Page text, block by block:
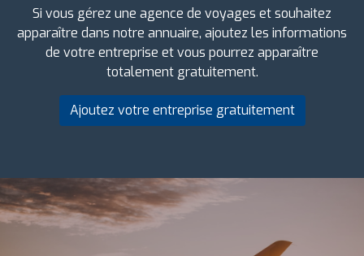
Si vous gérez une agence de voyages et souhaitez
apparaître dans notre annuaire, ajoutez les informations
de votre entreprise et vous pourrez apparaître
totalement gratuitement.
Ajoutez votre entreprise gratuitement